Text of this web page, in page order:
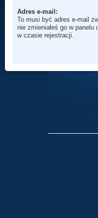
Adres e-mail:
To musi być adres e-mail
nie zmieniałeś go w
w czasie rejestracji.